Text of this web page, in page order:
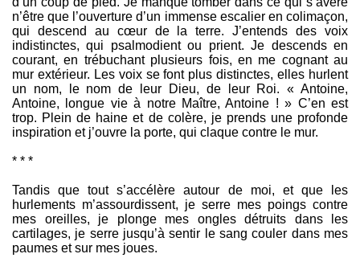
n’être que l’ouverture d’un immense escalier en colimaçon,
qui descend au cœur de la terre. J’entends des voix
indistinctes, qui psalmodient ou prient. Je descends en
courant, en trébuchant plusieurs fois, en me cognant au
mur extérieur. Les voix se font plus distinctes, elles hurlent
un nom, le nom de leur Dieu, de leur Roi. « Antoine,
Antoine, longue vie à notre Maître, Antoine ! » C’en est
trop. Plein de haine et de colère, je prends une profonde
inspiration et j’ouvre la porte, qui claque contre le mur.
* * *
Tandis que tout s’accélère autour de moi, et que les
hurlements m’assourdissent, je serre mes poings contre
mes oreilles, je plonge mes ongles détruits dans les
cartilages, je serre jusqu’à sentir le sang couler dans mes
paumes et sur mes joues.